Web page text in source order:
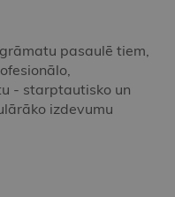
pasaulē tiem,
- starptautisko un
izdevumu